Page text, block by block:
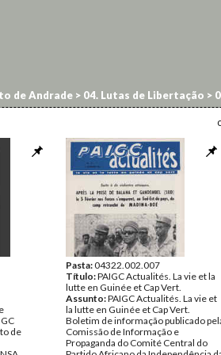
de Andrade > 04. Lutas de Libertação >
de
Pasta:04322.002.007
Título:PAIGC Actualités. La vie et la
lutte en Guinée et Cap Vert.
Assunto:PAIGC Actualités. La vie et
la lutte en Guinée et Cap Vert.
Boletim de informação publicado
Comissão de Informação e
Propaganda do Comité Central do